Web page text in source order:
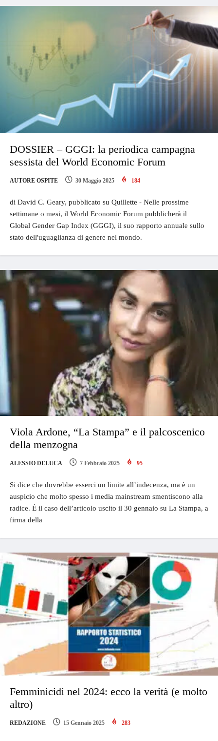
DOSSIER – GGGI: la periodica campagna
sessista del World Economic Forum
AUTORE OSPITE 30 Maggio 2025 184
di David C. Geary, pubblicato su Quillette - Nelle prossime
settimane o mesi, il World Economic Forum pubblicherà il
Global Gender Gap Index (GGGI), il suo rapporto annuale sullo
stato dell'uguaglianza di genere nel mondo.
Viola Ardone, “La Stampa” e il palcoscenico
della menzogna
ALESSIO DELUCA 7 Febbraio 2025 95
Si dice che dovrebbe esserci un limite all’indecenza, ma è un
auspicio che molto spesso i media mainstream smentiscono alla
radice. È il caso dell’articolo uscito il 30 gennaio su La Stampa, a
firma della
Femminicidi nel 2024: ecco la verità (e molto
altro)
REDAZIONE 15 Gennaio 2025 283